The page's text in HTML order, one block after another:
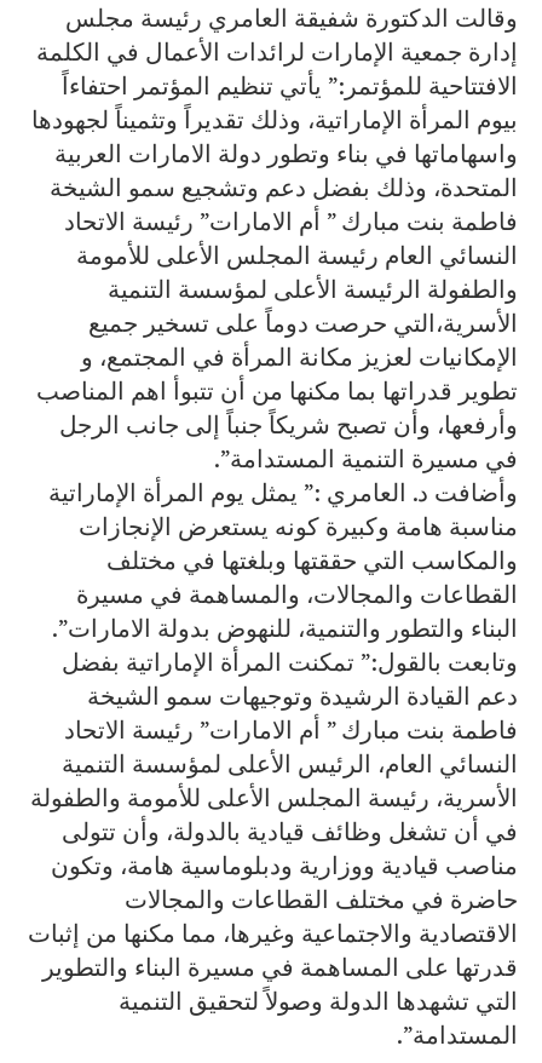
وقالت الدكتورة شفيقة العامري رئيسة مجلس
إدارة جمعية الإمارات لرائدات الأعمال في الكلمة
الافتتاحية للمؤتمر:” يأتي تنظيم المؤتمر احتفاءاً
بيوم المرأة الإماراتية، وذلك تقديراً وتثميناً لجهودها
واسهاماتها في بناء وتطور دولة الامارات العربية
المتحدة، وذلك بفضل دعم وتشجيع سمو الشيخة
فاطمة بنت مبارك ” أم الامارات” رئيسة الاتحاد
النسائي العام رئيسة المجلس الأعلى للأمومة
والطفولة الرئيسة الأعلى لمؤسسة التنمية
الأسرية،التي حرصت دوماً على تسخير جميع
الإمكانيات لعزيز مكانة المرأة في المجتمع، و
تطوير قدراتها بما مكنها من أن تتبوأ اهم المناصب
وأرفعها، وأن تصبح شريكاً جنباً إلى جانب الرجل
في مسيرة التنمية المستدامة”.
وأضافت د. العامري :” يمثل يوم المرأة الإماراتية
مناسبة هامة وكبيرة كونه يستعرض الإنجازات
والمكاسب التي حققتها وبلغتها في مختلف
القطاعات والمجالات، والمساهمة في مسيرة
البناء والتطور والتنمية، للنهوض بدولة الامارات”.
وتابعت بالقول:” تمكنت المرأة الإماراتية بفضل
دعم القيادة الرشيدة وتوجيهات سمو الشيخة
فاطمة بنت مبارك ” أم الامارات” رئيسة الاتحاد
النسائي العام، الرئيس الأعلى لمؤسسة التنمية
الأسرية، رئيسة المجلس الأعلى للأمومة والطفولة
في أن تشغل وظائف قيادية بالدولة، وأن تتولى
مناصب قيادية ووزارية ودبلوماسية هامة، وتكون
حاضرة في مختلف القطاعات والمجالات
الاقتصادية والاجتماعية وغيرها، مما مكنها من إثبات
قدرتها على المساهمة في مسيرة البناء والتطوير
التي تشهدها الدولة وصولاً لتحقيق التنمية
المستدامة”.